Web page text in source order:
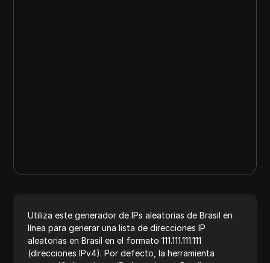
Utiliza este generador de IPs aleatorias de Brasil en
línea para generar una lista de direcciones IP
aleatorias en Brasil en el formato 111.111.111.111
(direcciones IPv4). Por defecto, la herramienta